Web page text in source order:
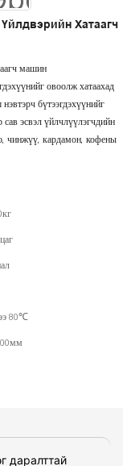
Хатаагч
машин
овоолж хатаахад
бүтээгдэхүүнийг
сав эсвэл үйлчлүүлэгчдийн
чинжүү, кардамон, кофены
80℃